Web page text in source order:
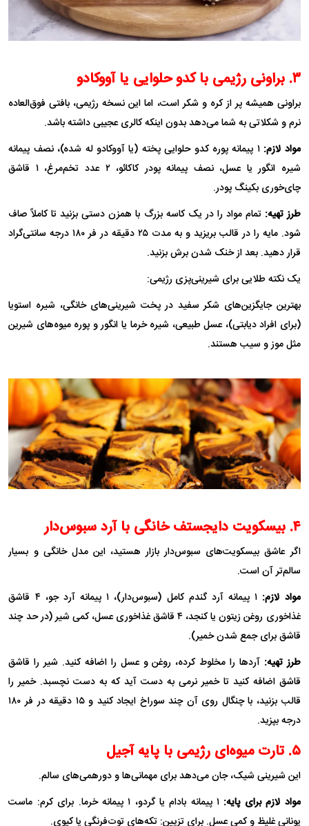
۳. براونی رژیمی با کدو حلوایی یا آووکادو
براونی همیشه پر از کره و شکر است، اما این نسخه رژیمی، بافتی فوق‌العاده
نرم و شکلاتی به شما می‌دهد بدون اینکه کالری عجیبی داشته باشد.
مواد لازم:
۱ پیمانه پوره کدو حلوایی پخته (یا آووکادو له شده)، نصف پیمانه
شیره انگور یا عسل، نصف پیمانه پودر کاکائو، ۲ عدد تخم‌مرغ، ۱ قاشق
چای‌خوری بکینگ پودر.
طرز تهیه: تمام مواد را در یک کاسه بزرگ با همزن دستی بزنید تا کاملاً صاف
شود. مایه را در قالب بریزید و به مدت ۲۵ دقیقه در فر ۱۸۰ درجه سانتی‌گراد
قرار دهید. بعد از خنک شدن برش بزنید.
یک نکته طلایی برای شیرینی‌پزی رژیمی:
بهترین جایگزین‌های شکر سفید در پخت شیرینی‌های خانگی، شیره استویا
(برای افراد دیابتی)، عسل طبیعی، شیره خرما یا انگور و پوره میوه‌های شیرین
مثل موز و سیب هستند.
۴. بیسکویت دایجستف خانگی با آرد سبوس‌دار
اگر عاشق بیسکویت‌های سبوس‌دار بازار هستید، این مدل خانگی و بسیار
سالم‌تر آن است.
مواد لازم:
۱ پیمانه آرد گندم کامل (سبوس‌دار)، ۱ پیمانه آرد جو، ۴ قاشق
غذاخوری روغن زیتون یا کنجد، ۴ قاشق غذاخوری عسل، کمی شیر (در حد چند
قاشق برای جمع شدن خمیر).
طرز تهیه: آرد‌ها را مخلوط کرده، روغن و عسل را اضافه کنید. شیر را قاشق
قاشق اضافه کنید تا خمیر نرمی به دست آید که به دست نچسبد. خمیر را
قالب بزنید، با چنگال روی آن چند سوراخ ایجاد کنید و ۱۵ دقیقه در فر ۱۸۰
درجه بپزید.
۵. تارت میوه‌ای رژیمی با پایه آجیل
این شیرینی شیک، جان می‌دهد برای مهمانی‌ها و دورهمی‌های سالم.
مواد لازم برای پایه:
۱ پیمانه بادام یا گردو، ۱ پیمانه خرما. برای کرم: ماست
یونانی غلیظ و کمی عسل. برای تزیین: تکه‌های توت‌فرنگی یا کیوی.